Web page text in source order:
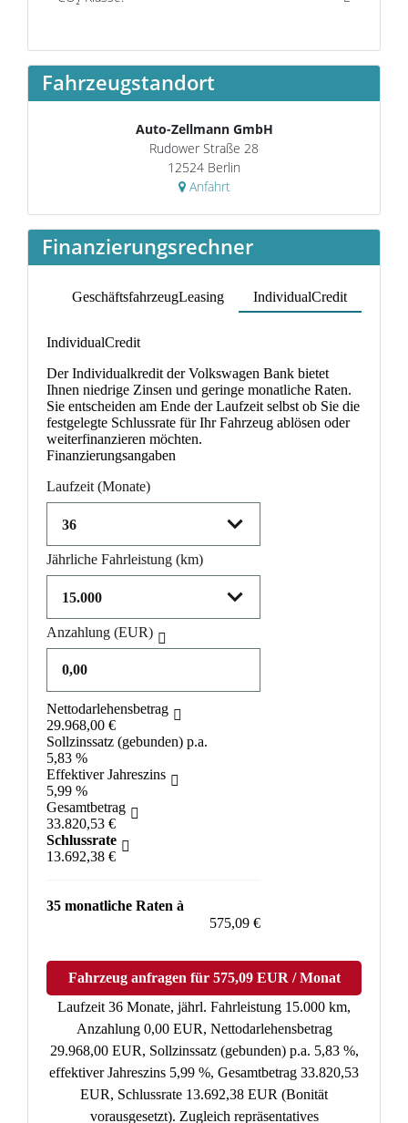
Fahrzeugstandort
Auto-Zellmann GmbH
Rudower Straße 28
12524 Berlin
Anfahrt
Finanzierungsrechner
GeschäftsfahrzeugLeasing
IndividualCredit
IndividualCredit
Der Individualkredit der Volkswagen Bank bietet
Ihnen niedrige Zinsen und geringe monatliche Raten.
Sie entscheiden am Ende der Laufzeit selbst ob Sie die
festgelegte Schlussrate für Ihr Fahrzeug ablösen oder
weiterfinanzieren möchten.
Finanzierungsangaben
Laufzeit (Monate)
Jährliche Fahrleistung (km)
Anzahlung (EUR)
Nettodarlehensbetrag
29.968,00 €
Sollzinssatz (gebunden) p.a.
5,83 %
Effektiver Jahreszins
5,99 %
Gesamtbetrag
33.820,53 €
Schlussrate
13.692,38 €
35 monatliche Raten à
575,09 €
Fahrzeug anfragen für 575,09 EUR / Monat
Laufzeit 36 Monate, jährl. Fahrleistung 15.000 km,
Anzahlung 0,00 EUR, Nettodarlehensbetrag
29.968,00 EUR, Sollzinssatz (gebunden) p.a. 5,83 %,
effektiver Jahreszins 5,99 %, Gesamtbetrag 33.820,53
EUR, Schlussrate 13.692,38 EUR (Bonität
vorausgesetzt). Zugleich repräsentatives